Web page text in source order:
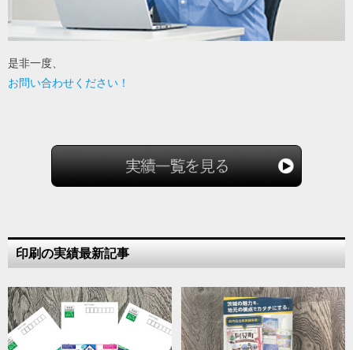
是非一度、
お問い合わせください！
印刷の実績最新記事